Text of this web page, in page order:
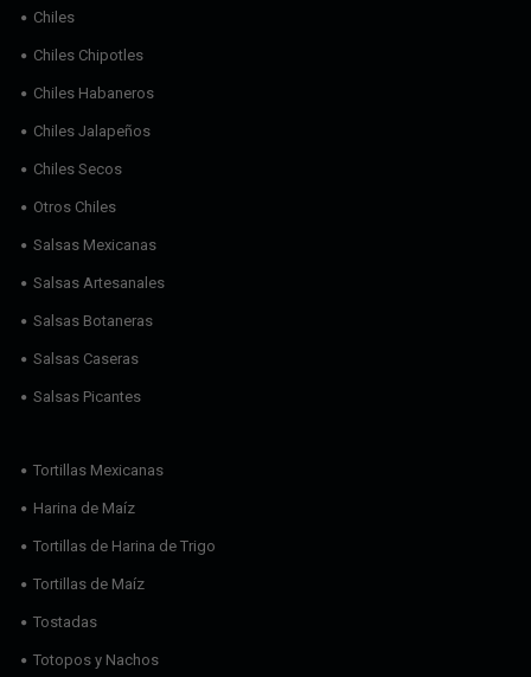
Chiles
Chiles Chipotles
Chiles Habaneros
Chiles Jalapeños
Chiles Secos
Otros Chiles
Salsas Mexicanas
Salsas Artesanales
Salsas Botaneras
Salsas Caseras
Salsas Picantes
Tortillas Mexicanas
Harina de Maíz
Tortillas de Harina de Trigo
Tortillas de Maíz
Tostadas
Totopos y Nachos